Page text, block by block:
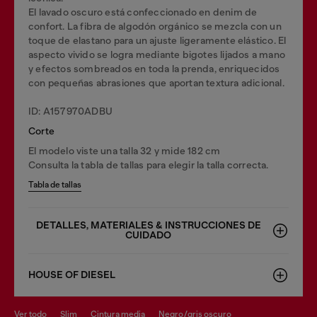
El lavado oscuro está confeccionado en denim de
confort. La fibra de algodón orgánico se mezcla con un
toque de elastano para un ajuste ligeramente elástico. El
aspecto vivido se logra mediante bigotes lijados a mano
y efectos sombreados en toda la prenda, enriquecidos
con pequeñas abrasiones que aportan textura adicional.
ID: A157970ADBU
Corte
El modelo viste una talla 32 y mide 182 cm
Consulta la tabla de tallas para elegir la talla correcta.
Tabla de tallas
DETALLES, MATERIALES & INSTRUCCIONES DE
CUIDADO
HOUSE OF DIESEL
ver todo slim cintura media negro/gris oscuro